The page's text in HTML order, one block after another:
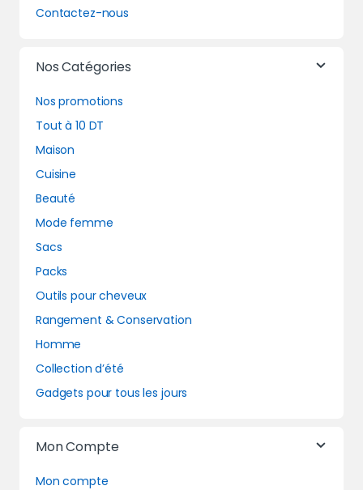
Contactez-nous
Nos Catégories
Nos promotions
Tout à 10 DT
Maison
Cuisine
Beauté
Mode femme
Sacs
Packs
Outils pour cheveux
Rangement & Conservation
Homme
Collection d’été
Gadgets pour tous les jours
Mon Compte
Mon compte